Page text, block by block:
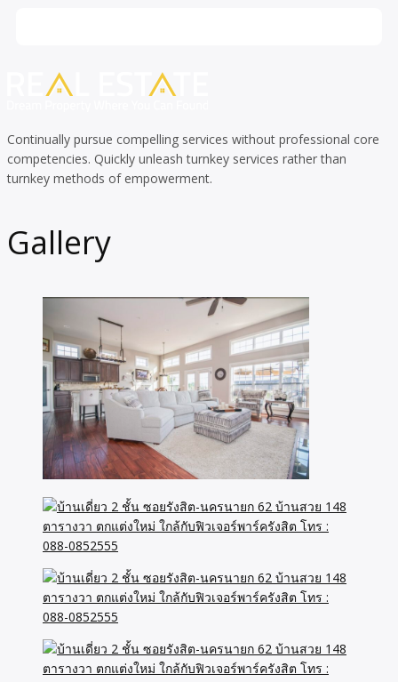
Continually pursue compelling services without professional core
competencies. Quickly unleash turnkey services rather than
turnkey methods of empowerment.
Gallery